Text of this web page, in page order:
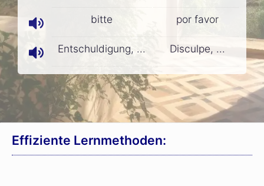
bitte por favor
Entschuldigung, ... Disculpe, ...
Effiziente Lernmethoden: